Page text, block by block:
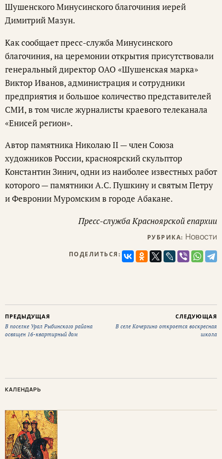
Шушенского Минусинского благочиния иерей
Димитрий Мазун.
Как сообщает пресс-служба Минусинского
благочиния, на церемонии открытия присутствовали
генеральный директор ОАО «Шушенская марка»
Виктор Иванов, администрация и сотрудники
предприятия и большое количество представителей
СМИ, в том числе журналисты краевого телеканала
«Енисей регион».
Автор памятника Николаю II — член Союза
художников России, красноярский скульптор
Константин Зинич, одни из наиболее известных работ
которого — памятники А.С. Пушкину и святым Петру
и Февронии Муромским в городе Абакане.
Пресс-служба Красноярской епархии
РУБРИКА: Новости
ПОДЕЛИТЬСЯ:
ПРЕДЫДУЩАЯ
В поселке Урал Рыбинского района
освящен 16-квартирный дом
СЛЕДУЮЩАЯ
В селе Кочергино откроется воскресная
школа
КАЛЕНДАРЬ